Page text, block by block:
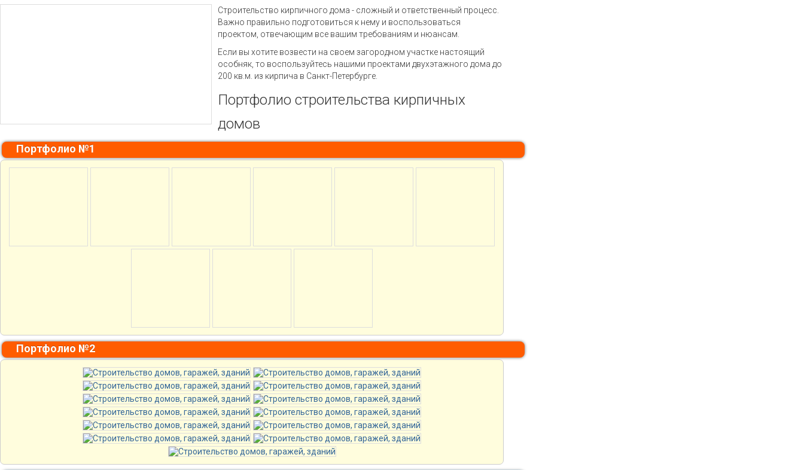
Строительство кирпичного дома - сложный и ответственный процесс.
Важно правильно подготовиться к нему и воспользоваться
проектом, отвечающим все вашим требованиям и нюансам.
Если вы хотите возвести на своем загородном участке настоящий
особняк, то воспользуйтесь нашими проектами двухэтажного дома до
200 кв.м. из кирпича в Санкт-Петербурге.
Портфолио строительства кирпичных
домов
Портфолио №1
Портфолио №2